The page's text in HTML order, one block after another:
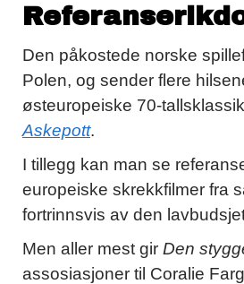
Den påkostede norske
Polen, og sender flere
østeuropeiske 70-
Askepott.
I tillegg kan man se
europeiske skrekkfilmer fra
fortrinnsvis av den
Men aller mest gir Den
assosiasjoner til Coralie